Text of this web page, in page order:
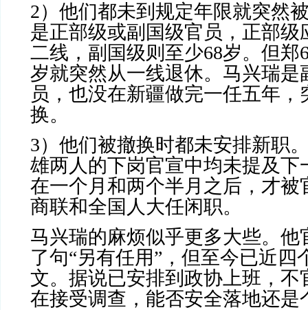
2）他们都未到规定年限就突然
是正部级或副国级官员，正部级
二线，副国级则至少68岁。但郑
岁就突然从一线退休。马兴瑞是
员，也没在新疆做完一任五年，
换。
3）他们被撤换时都未安排新职
雄两人的下岗官宣中均未提及下
在一个月和两个半月之后，才被
商联和全国人大任闲职。
马兴瑞的麻烦似乎更多大些。他
了句“另有任用”，但至今已近四
文。据说已安排到政协上班，不
在接受调查，能否安全落地还是